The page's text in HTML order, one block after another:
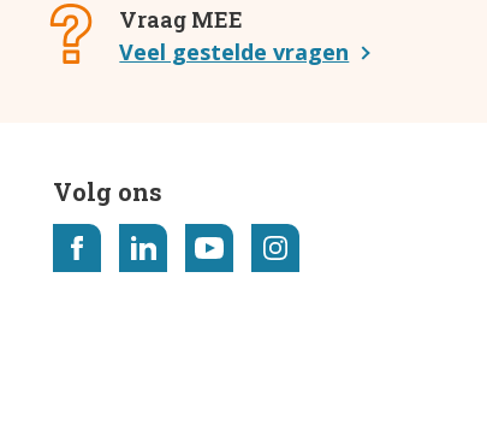
Vraag MEE
Veel gestelde vragen
Volg ons